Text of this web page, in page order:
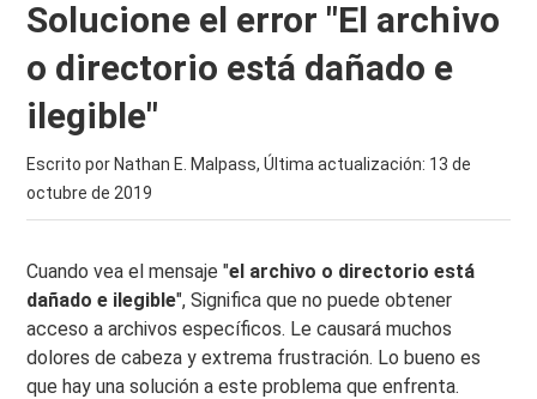
Solucione el error "El archivo
o directorio está dañado e
ilegible"
Escrito por Nathan E. Malpass, Última actualización: 13 de
octubre de 2019
Cuando vea el mensaje "el archivo o directorio está
dañado e ilegible", Significa que no puede obtener
acceso a archivos específicos. Le causará muchos
dolores de cabeza y extrema frustración. Lo bueno es
que hay una solución a este problema que enfrenta.